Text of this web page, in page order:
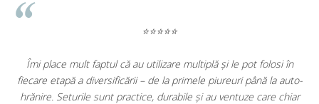
⭐⭐⭐⭐⭐
Îmi place mult faptul că au utilizare multiplă și le pot folosi în
fiecare etapă a diversificării – de la primele piureuri până la auto-
hrănire. Seturile sunt practice, durabile și au ventuze care chiar